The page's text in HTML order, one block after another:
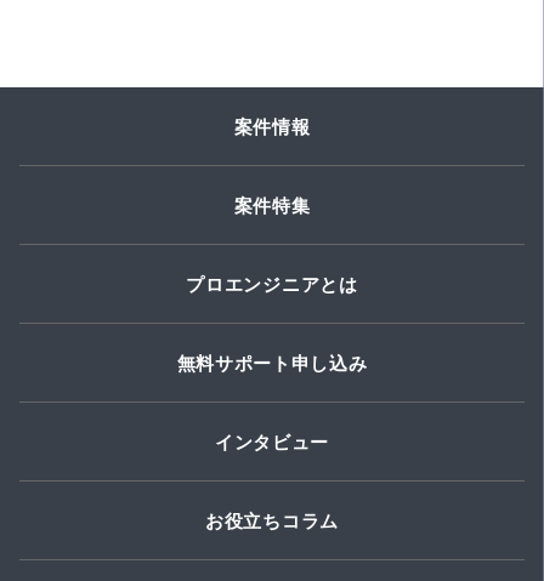
案件情報
案件特集
プロエンジニアとは
無料サポート申し込み
インタビュー
お役立ちコラム